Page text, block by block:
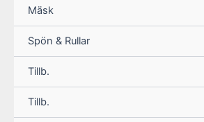
Mäsk
Spön & Rullar
Tillb.
Tillb.